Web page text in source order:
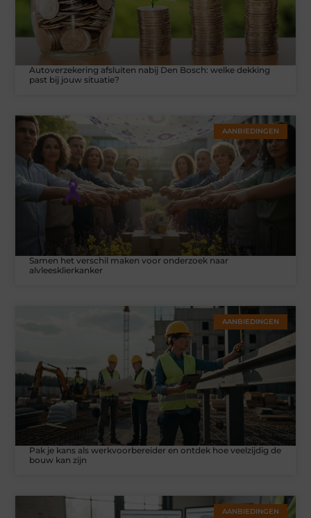
Autoverzekering afsluiten nabij Den Bosch: welke dekking
past bij jouw situatie?
AANBIEDINGEN
Samen het verschil maken voor onderzoek naar
alvleesklierkanker
AANBIEDINGEN
Pak je kans als werkvoorbereider en ontdek hoe veelzijdig de
bouw kan zijn
AANBIEDINGEN